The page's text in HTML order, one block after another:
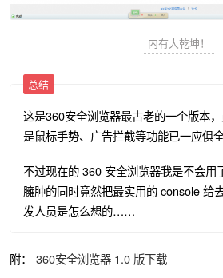
内有大乾坤！
总结
这是360安全浏览器最古老的一个版本
是鼠标手势、广告拦截等功能已一应俱
不过现在的 360 安全浏览器我是不会用
臃肿的同时竟然把最实用的 console 给
发人员是怎么想的……
附： 360安全浏览器 1.0 版下载